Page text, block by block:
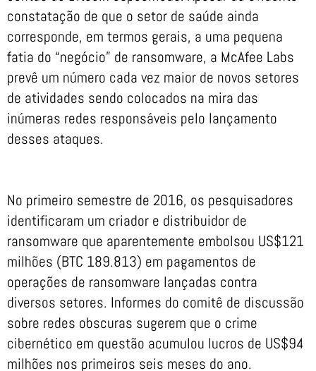
constatação de que o setor de saúde ainda
corresponde, em termos gerais, a uma pequena
fatia do “negócio” de ransomware, a McAfee Labs
prevê um número cada vez maior de novos setores
de atividades sendo colocados na mira das
inúmeras redes responsáveis pelo lançamento
desses ataques.
No primeiro semestre de 2016, os pesquisadores
identificaram um criador e distribuidor de
ransomware que aparentemente embolsou US$121
milhões (BTC 189.813) em pagamentos de
operações de ransomware lançadas contra
diversos setores. Informes do comitê de discussão
sobre redes obscuras sugerem que o crime
cibernético em questão acumulou lucros de US$94
milhões nos primeiros seis meses do ano.